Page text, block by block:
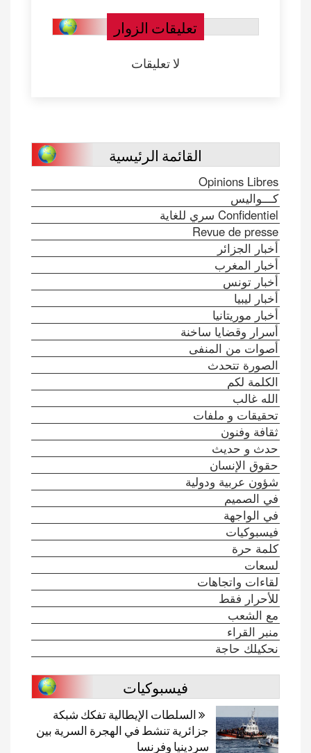
تعليقات الزوار
لا تعليقات
القائمة الرئيسية
Opinions Libres
كـــواليس
Confidentiel سري للغاية
Revue de presse
أخبار الجزائر
أخبار المغرب
أخبار تونس
أخبار ليبيا
أخبار موريتانيا
أسرار وقضايا ساخنة
أصوات من المنفى
الصورة تتحدث
الكلمة لكم
الله غالب
تحقيقات و ملفات
ثقافة وفنون
حدث و حديث
حقوق الإنسان
شؤون عربية ودولية
في الصميم
في الواجهة
فيسبوكيات
كلمة حرة
لسعات
لقاءات واتجاهات
للأحرار فقط
مع الشعب
منبر القراء
نحكيلك حاجة
فيسبوكيات
السلطات الإيطالية تفكك شبكة
جزائرية تنشط في الهجرة السرية بين
سردينيا وفرنسا